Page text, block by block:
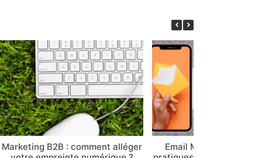
Marketing B2B : comment alléger
Email Marketing en